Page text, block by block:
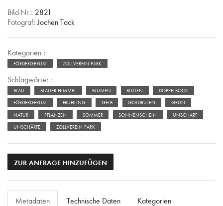
Bild-Nr.: 2821
Fotograf: Jochen Tack
Kategorien :
FÖRDERGERÜST ZOLLVEREIN PARK
Schlagwörter :
BLAU BLAUER HIMMEL BLUMEN BLÜTEN DOPPELBOCK
FÖRDERGERÜST FRÜHLING GELB GOLDRUTEN GRÜN
NATUR PFLANZEN SOMMER SONNENSCHEIN UNSCHARF
UNSCHÄRFE ZOLLVEREIN PARK
ZUR ANFRAGE HINZUFÜGEN
Metadaten Technische Daten Kategorien